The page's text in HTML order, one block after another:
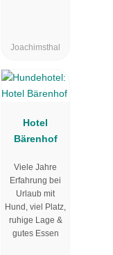
Joachimsthal
Hotel
Bärenhof
Viele Jahre
Erfahrung bei
Urlaub mit
Hund, viel Platz,
ruhige Lage &
gutes Essen